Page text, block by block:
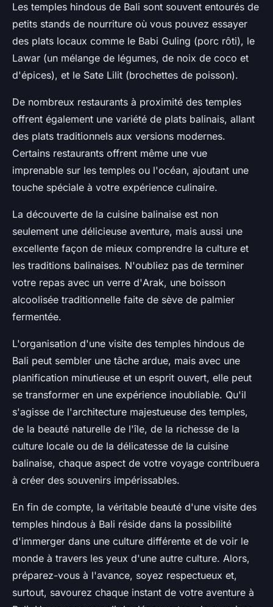
Les temples hindous de Bali sont souvent entourés de
petits stands de nourriture où vous pouvez essayer
des plats locaux comme le Babi Guling (porc rôti), le
Lawar (un mélange de légumes, de noix de coco et
d'épices), et le Sate Lilit (brochettes de poisson).
De nombreux restaurants à proximité des temples
offrent également une variété de plats balinais, allant
des plats traditionnels aux versions modernes.
Certains restaurants offrent même une vue
imprenable sur les temples ou l'océan, ajoutant une
touche spéciale à votre expérience culinaire.
La découverte de la cuisine balinaise est non
seulement une délicieuse aventure, mais aussi une
excellente façon de mieux comprendre la culture et
les traditions balinaises. N'oubliez pas de terminer
votre repas avec un verre d'Arak, une boisson
alcoolisée traditionnelle faite de sève de palmier
fermentée.
L'organisation d'une visite des temples hindous de
Bali peut sembler une tâche ardue, mais avec une
planification minutieuse et un esprit ouvert, elle peut
se transformer en une expérience inoubliable. Qu'il
s'agisse de l'architecture majestueuse des temples,
de la beauté naturelle de l'île, de la richesse de la
culture locale ou de la délicatesse de la cuisine
balinaise, chaque aspect de votre voyage contribuera
à créer des souvenirs impérissables.
En fin de compte, la véritable beauté d'une visite des
temples hindous à Bali réside dans la possibilité
d'immerger dans une culture différente et de voir le
monde à travers les yeux d'une autre culture. Alors,
préparez-vous à l'avance, soyez respectueux et,
surtout, savourez chaque instant de votre aventure à